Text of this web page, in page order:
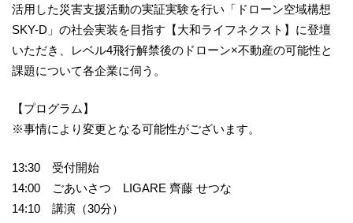
活用した災害支援活動の実証実験を行い「ドローン空域構想
SKY-D」の社会実装を目指す【大和ライフネクスト】に登壇
いただき、レベル4飛行解禁後のドローン×不動産の可能性と
課題について各企業に伺う。
【プログラム】
※事情により変更となる可能性がございます。
13:30 受付開始
14:00 ごあいさつ LIGARE 齊藤 せつな
14:10 講演（30分）